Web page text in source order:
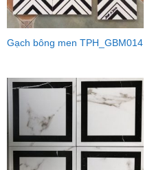
Gạch bông men TPH_GBM014